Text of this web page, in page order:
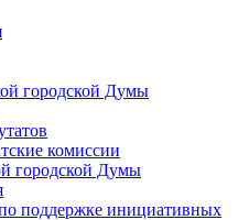
городской Думы
комиссии
городской Думы
поддержке инициативных